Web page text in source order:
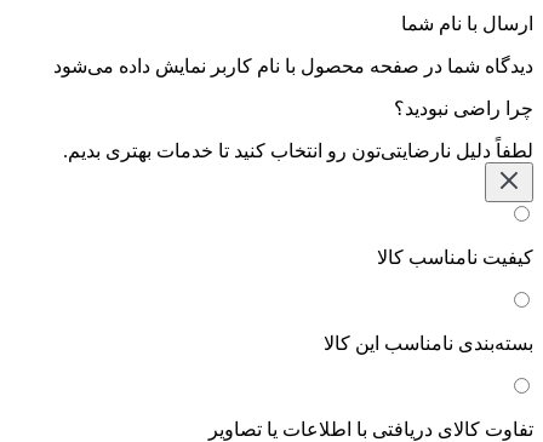
ارسال با نام شما
دیدگاه شما در صفحه محصول با نام کاربر نمایش داده می‌شود
چرا راضی نبودید؟
لطفاً دلیل نارضایتی‌تون رو انتخاب کنید تا خدمات بهتری بدیم.
کیفیت نامناسب کالا
بسته‌بندی نامناسب این کالا
تفاوت کالای دریافتی با اطلاعات یا تصاویر